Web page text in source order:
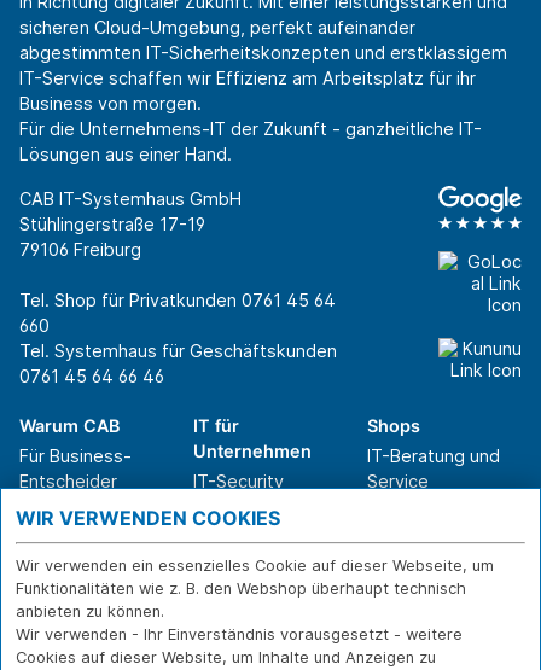
sicheren Cloud-Umgebung, perfekt aufeinander
abgestimmten IT-Sicherheitskonzepten und erstklassigem
IT-Service schaffen wir Effizienz am Arbeitsplatz für ihr
Business von morgen.
Für die Unternehmens-IT der Zukunft - ganzheitliche IT-
Lösungen aus einer Hand.
CAB IT-Systemhaus GmbH
Stühlingerstraße 17-19
79106 Freiburg
Tel. Shop für Privatkunden 0761 45 64
660
Tel. Systemhaus für Geschäftskunden
0761 45 64 66 46
Warum CAB
Für Business-
Entscheider
Für IT-Leiter
Für Privatkunden
Erfolgsgeschichte
n
Branchen
IT für
Unternehmen
IT-Security
IT-Infrastruktur
IT-Service
Softwarelösungen
WLAN-Lösungen
Shops
IT-Beratung und
Service
Versand- und
Zahlarten
Widerruf
WIR VERWENDEN COOKIES
Wir verwenden ein essenzielles Cookie auf dieser Webseite, um
Funktionalitäten wie z. B. den Webshop überhaupt technisch
anbieten zu können.
Wir verwenden - Ihr Einverständnis vorausgesetzt - weitere
Cookies auf dieser Website, um Inhalte und Anzeigen zu